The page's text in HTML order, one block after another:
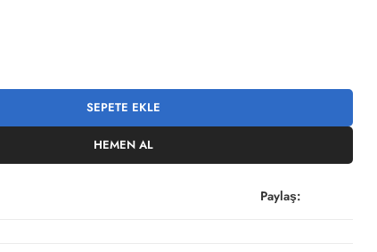
SEPETE EKLE
HEMEN AL
Paylaş: